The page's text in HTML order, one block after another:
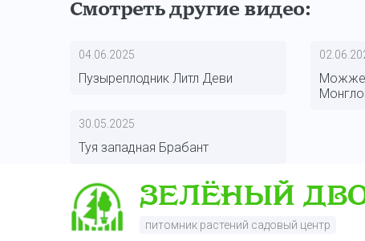
Смотреть другие видео:
04.06.2025
Пузыреплодник Литл Деви
30.05.2025
Туя западная Брабант
питомник растений садовый центр